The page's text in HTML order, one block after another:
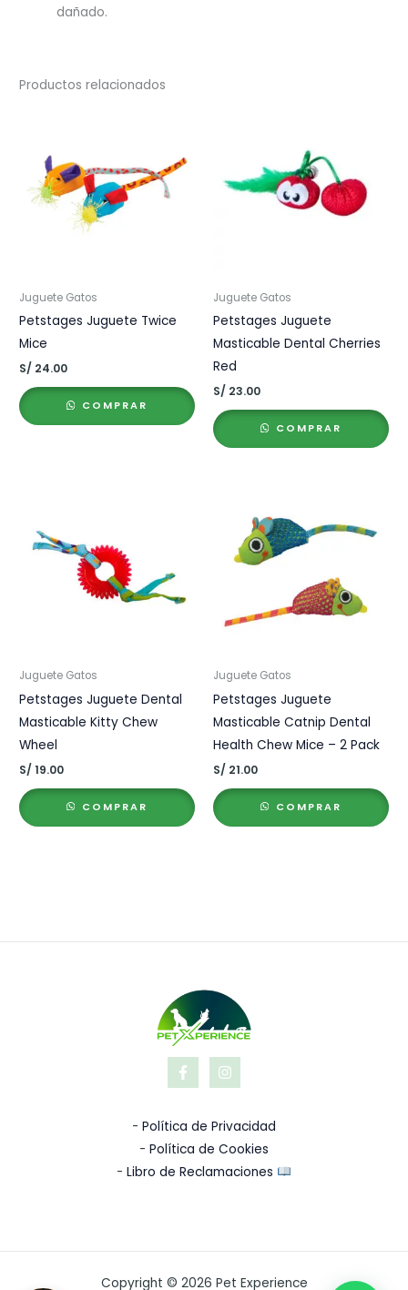
dañado.
Productos relacionados
Juguete Gatos
Petstages Juguete Twice
Mice
S/ 24.00
COMPRAR
Juguete Gatos
Petstages Juguete
Masticable Dental Cherries
Red
S/ 23.00
COMPRAR
Juguete Gatos
Petstages Juguete Dental
Masticable Kitty Chew
Wheel
S/ 19.00
COMPRAR
Juguete Gatos
Petstages Juguete
Masticable Catnip Dental
Health Chew Mice – 2 Pack
S/ 21.00
COMPRAR
- Política de Privacidad
- Política de Cookies
-Libro de Reclamaciones
Copyright © 2026 Pet Experience